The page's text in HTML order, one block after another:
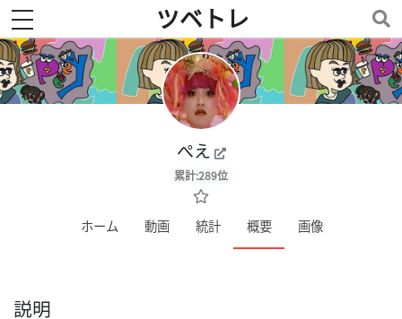
toggle navigation ツベトレ
ぺえ
累計:289位
ホーム 動画 統計 概要 画像
説明